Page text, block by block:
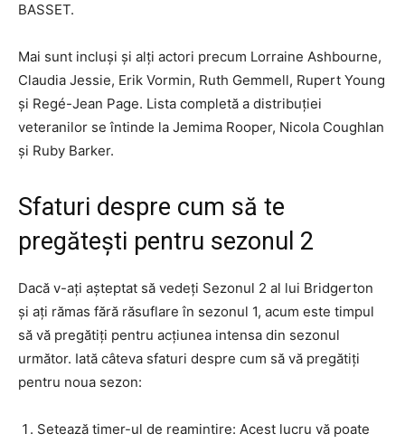
BASSET.
Mai sunt incluși și alți actori precum Lorraine Ashbourne,
Claudia Jessie, Erik Vormin, Ruth Gemmell, Rupert Young
și Regé-Jean Page. Lista completă a distribuției
veteranilor se întinde la Jemima Rooper, Nicola Coughlan
și Ruby Barker.
Sfaturi despre cum să te
pregătești pentru sezonul 2
Dacă v-ați așteptat să vedeți Sezonul 2 al lui Bridgerton
și ați rămas fără răsuflare în sezonul 1, acum este timpul
să vă pregătiți pentru acțiunea intensa din sezonul
următor. Iată câteva sfaturi despre cum să vă pregătiți
pentru noua sezon:
Setează timer-ul de reamintire: Acest lucru vă poate